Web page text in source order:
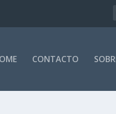
CONTACTO